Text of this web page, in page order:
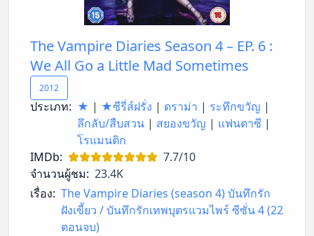
The Vampire Diaries Season 4 – EP. 6 :
We All Go a Little Mad Sometimes
2012
ประเภท: ★ | ★ซีรี่ส์ฝรั่ง | ดราม่า | ระทึกขวัญ |
ลึกลับ/สืบสวน | สยองขวัญ | แฟนตาซี |
โรแมนติก
IMDb:
7.7/10
จำนวนผู้ชม: 23.4K
เรื่อง: The Vampire Diaries (season 4) บันทึกรัก
ฝังเขี้ยว / บันทึกรักเทพบุตรแวมไพร์ ซีซั่น 4 (22
ตอนจบ)